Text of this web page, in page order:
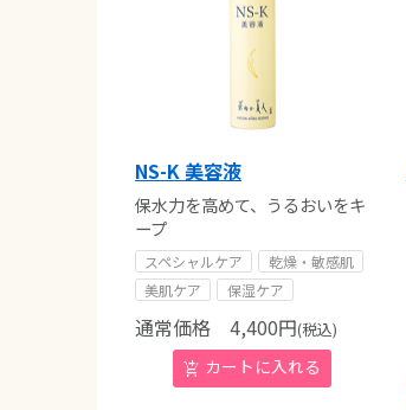
NS-K 美容液
保水力を高めて、うるおいをキ
ープ
スペシャルケア
乾燥・敏感肌
美肌ケア
保湿ケア
通常価格 4,400円(税込)